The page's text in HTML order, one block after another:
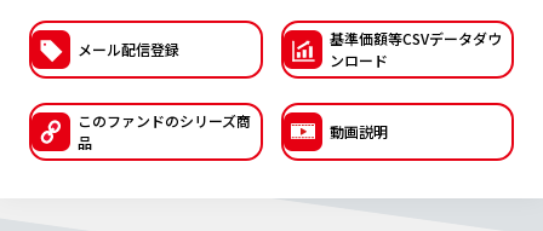
ESGへの取り組み
国内株式議決権行使の方針と判断基準
メール配信登録
基準価額等CSVデータダウ
ンロード
このファンドのシリーズ商
品
動画説明